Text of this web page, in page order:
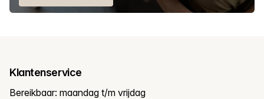
Klantenservice
Bereikbaar: maandag t/m vrijdag